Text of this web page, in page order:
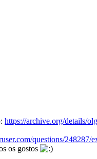
https://archive.org/details/
questions/248287/
os gostos